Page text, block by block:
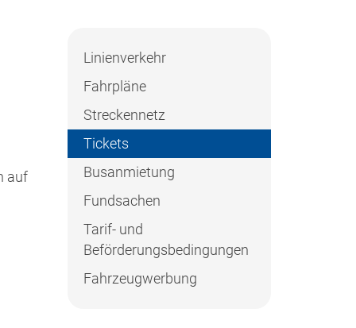
auf
Linienverkehr
Fahrpläne
Streckennetz
Tickets
Busanmietung
Fundsachen
Tarif- und
Beförderungsbedingungen
Fahrzeugwerbung